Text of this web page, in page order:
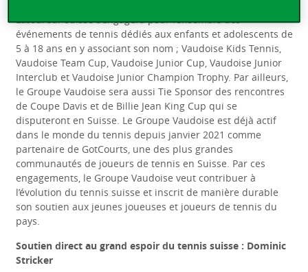
L’assureur suisse s’engagera pour l’ensemble des
événements de tennis dédiés aux enfants et adolescents de
5 à 18 ans en y associant son nom ; Vaudoise Kids Tennis,
Vaudoise Team Cup, Vaudoise Junior Cup, Vaudoise Junior
Interclub et Vaudoise Junior Champion Trophy. Par ailleurs,
le Groupe Vaudoise sera aussi Tie Sponsor des rencontres
de Coupe Davis et de Billie Jean King Cup qui se
disputeront en Suisse. Le Groupe Vaudoise est déjà actif
dans le monde du tennis depuis janvier 2021 comme
partenaire de GotCourts, une des plus grandes
communautés de joueurs de tennis en Suisse. Par ces
engagements, le Groupe Vaudoise veut contribuer à
l’évolution du tennis suisse et inscrit de manière durable
son soutien aux jeunes joueuses et joueurs de tennis du
pays.
Soutien direct au grand espoir du tennis suisse: Dominic
Stricker